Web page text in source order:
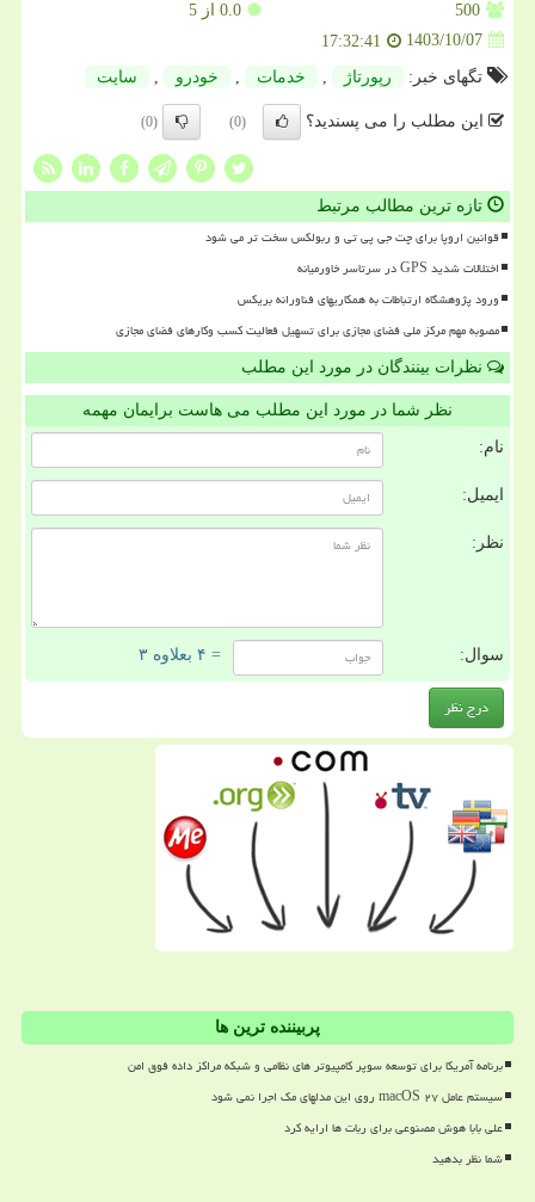
500
0.0 از 5
1403/10/07
17:32:41
تگهای خبر:
رپورتاژ خدمات خودرو سایت
این مطلب را می پسندید؟ (0)
(0)
تازه ترین مطالب مرتبط
قوانین اروپا برای چت جی پی تی و ربولکس سخت تر می شود
اختلالات شدید GPS در سرتاسر خاورمیانه
ورود پژوهشگاه ارتباطات به همکاریهای فناورانه بریکس
مصوبه مهم مرکز ملی فضای مجازی برای تسهیل فعالیت کسب وکارهای فضای مجازی
نظرات بینندگان در مورد این مطلب
نظر شما در مورد این مطلب می هاست برایمان مهمه
نام:
ایمیل:
نظر:
سوال: = ۴ بعلاوه ۳
پربیننده ترین ها
برنامه آمریکا برای توسعه سوپر کامپیوتر های نظامی و شبکه مراکز داده فوق امن
سیستم عامل macOS ۲۷ روی این مدلهای مک اجرا نمی شود
علی بابا هوش مصنوعی برای ربات ها ارایه کرد
شما نظر بدهید